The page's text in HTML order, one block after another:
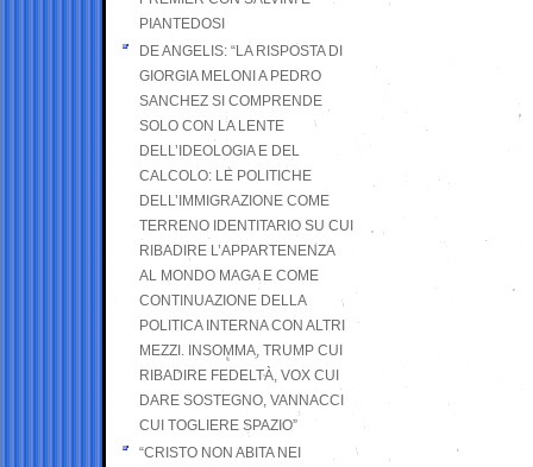
PIANTEDOSI
DE ANGELIS: “LA RISPOSTA DI
GIORGIA MELONI A PEDRO
SANCHEZ SI COMPRENDE
SOLO CON LA LENTE
DELL’IDEOLOGIA E DEL
CALCOLO: LE POLITICHE
DELL’IMMIGRAZIONE COME
TERRENO IDENTITARIO SU CUI
RIBADIRE L’APPARTENENZA
AL MONDO MAGA E COME
CONTINUAZIONE DELLA
POLITICA INTERNA CON ALTRI
MEZZI. INSOMMA, TRUMP CUI
RIBADIRE FEDELTÀ, VOX CUI
DARE SOSTEGNO, VANNACCI
CUI TOGLIERE SPAZIO”
“CRISTO NON ABITA NEI